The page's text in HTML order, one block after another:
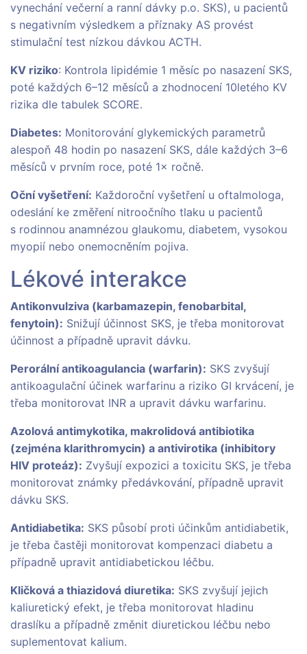
vynechání večerní a ranní dávky p.o. SKS), u pacientů
s negativním výsledkem a příznaky AS provést
stimulační test nízkou dávkou ACTH.
KV riziko: Kontrola lipidémie 1 měsíc po nasazení SKS,
poté každých 6–12 měsíců a zhodnocení 10letého KV
rizika dle tabulek SCORE.
Diabetes: Monitorování glykemických parametrů
alespoň 48 hodin po nasazení SKS, dále každých 3–6
měsíců v prvním roce, poté 1× ročně.
Oční vyšetření: Každoroční vyšetření u oftalmologa,
odeslání ke změření nitroočního tlaku u pacientů
s rodinnou anamnézou glaukomu, diabetem, vysokou
myopií nebo onemocněním pojiva.
Lékové interakce
Antikonvulziva (karbamazepin, fenobarbital,
fenytoin): Snižují účinnost SKS, je třeba monitorovat
účinnost a případně upravit dávku.
Perorální antikoagulancia (warfarin): SKS zvyšují
antikoagulační účinek warfarinu a riziko GI krvácení, je
třeba monitorovat INR a upravit dávku warfarinu.
Azolová antimykotika, makrolidová antibiotika
(zejména klarithromycin) a antivirotika (inhibitory
HIV proteáz): Zvyšují expozici a toxicitu SKS, je třeba
monitorovat známky předávkování, případně upravit
dávku SKS.
Antidiabetika: SKS působí proti účinkům antidiabetik,
je třeba častěji monitorovat kompenzaci diabetu a
případně upravit antidiabetickou léčbu.
Kličková a thiazidová diuretika: SKS zvyšují jejich
kaliuretický efekt, je třeba monitorovat hladinu
draslíku a případně změnit diuretickou léčbu nebo
suplementovat kalium.